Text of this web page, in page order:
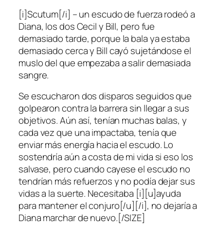
[i]Scutum[/i] – un escudo de fuerza rodeó a
Diana, los dos Cecil y Bill, pero fue
demasiado tarde, porque la bala ya estaba
demasiado cerca y Bill cayó sujetándose el
muslo del que empezaba a salir demasiada
sangre.
Se escucharon dos disparos seguidos que
golpearon contra la barrera sin llegar a sus
objetivos. Aún así, tenían muchas balas, y
cada vez que una impactaba, tenía que
enviar más energía hacia el escudo. Lo
sostendría aún a costa de mi vida si eso los
salvase, pero cuando cayese el escudo no
tendrían más refuerzos y no podía dejar sus
vidas a la suerte. Necesitaba [i][u]ayuda
para mantener el conjuro[/u][/i], no dejaría a
Diana marchar de nuevo.[/SIZE]